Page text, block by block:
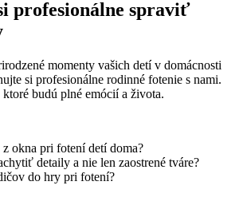
profesionálne spraviť
momenty vašich detí v domácnosti
si profesionálne rodinné fotenie s nami.
budú plné emócií a života.
okna pri fotení detí doma?
detaily a nie len zaostrené tváre?
do hry pri fotení?